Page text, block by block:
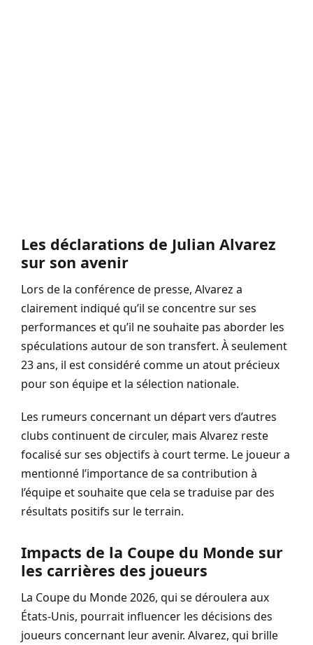
Les déclarations de Julian Alvarez
sur son avenir
Lors de la conférence de presse, Alvarez a
clairement indiqué qu’il se concentre sur ses
performances et qu’il ne souhaite pas aborder les
spéculations autour de son transfert. À seulement
23 ans, il est considéré comme un atout précieux
pour son équipe et la sélection nationale.
Les rumeurs concernant un départ vers d’autres
clubs continuent de circuler, mais Alvarez reste
focalisé sur ses objectifs à court terme. Le joueur a
mentionné l’importance de sa contribution à
l’équipe et souhaite que cela se traduise par des
résultats positifs sur le terrain.
Impacts de la Coupe du Monde sur
les carrières des joueurs
La Coupe du Monde 2026, qui se déroulera aux
États-Unis, pourrait influencer les décisions des
joueurs concernant leur avenir. Alvarez, qui brille